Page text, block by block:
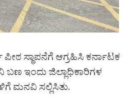
ಸ್ಥಾಪನೆಗೆ ಆಗ್ರಹಿಸಿ ಕರ್ನಾಟಕ
ಬಣ ಇಂದು ಜಿಲ್ಲಾಧಿಕಾರಿಗಳ
ಮನವಿ ಸಲ್ಲಿಸಿತು.